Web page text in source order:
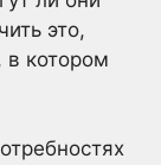
это,
в котором